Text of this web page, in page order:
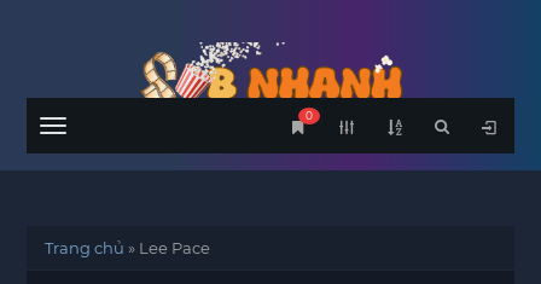
Menu
0
Trang chủ » Lee Pace